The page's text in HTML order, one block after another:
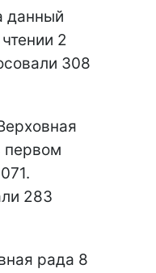
данный
2
308
первом
283
рада 8